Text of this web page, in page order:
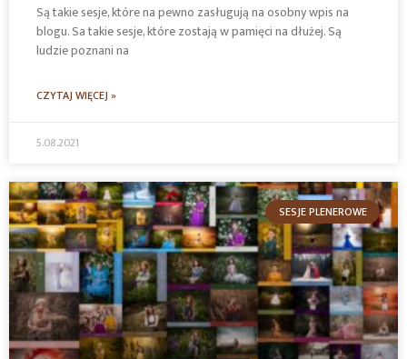
Są takie sesje, które na pewno zasługują na osobny wpis na
blogu. Sa takie sesje, które zostają w pamięci na dłużej. Są
ludzie poznani na
CZYTAJ WIĘCEJ »
5.08.2021
SESJE PLENEROWE